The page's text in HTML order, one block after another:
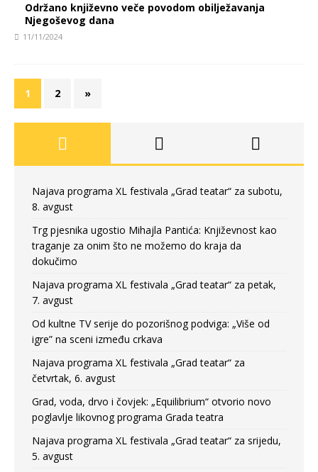
Održano književno veče povodom obilježavanja
Njegoševog dana
11/11/2024
1 2 »
Najava programa XL festivala „Grad teatar“ za subotu,
8. avgust
Trg pjesnika ugostio Mihajla Pantića: Književnost kao
traganje za onim što ne možemo do kraja da
dokučimo
Najava programa XL festivala „Grad teatar“ za petak,
7. avgust
Od kultne TV serije do pozorišnog podviga: „Više od
igre” na sceni između crkava
Najava programa XL festivala „Grad teatar“ za
četvrtak, 6. avgust
Grad, voda, drvo i čovjek: „Equilibrium“ otvorio novo
poglavlje likovnog programa Grada teatra
Najava programa XL festivala „Grad teatar“ za srijedu,
5. avgust